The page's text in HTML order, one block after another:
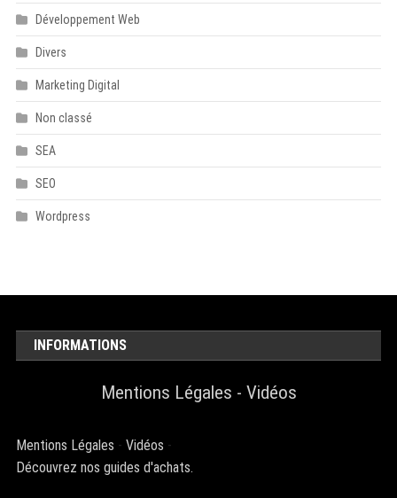
Développement Web
Divers
Marketing Digital
Non classé
SEA
SEO
Wordpress
INFORMATIONS
Mentions Légales - Vidéos
Mentions Légales -Vidéos -
Découvrez nos guides d'achats.